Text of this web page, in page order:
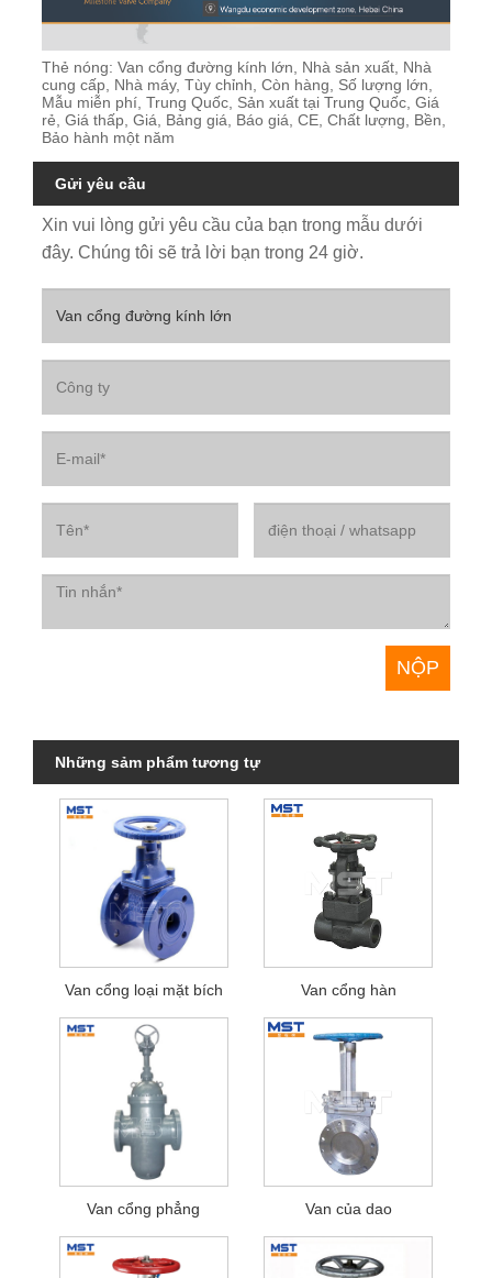
Thẻ nóng: Van cổng đường kính lớn, Nhà sản xuất, Nhà
cung cấp, Nhà máy, Tùy chỉnh, Còn hàng, Số lượng lớn,
Mẫu miễn phí, Trung Quốc, Sản xuất tại Trung Quốc, Giá
rẻ, Giá thấp, Giá, Bảng giá, Báo giá, CE, Chất lượng, Bền,
Bảo hành một năm
Gửi yêu cầu
Xin vui lòng gửi yêu cầu của bạn trong mẫu dưới
đây. Chúng tôi sẽ trả lời bạn trong 24 giờ.
Những sảm phẩm tương tự
Van cổng loại mặt bích Van cổng hàn
Van cổng phẳng Van của dao